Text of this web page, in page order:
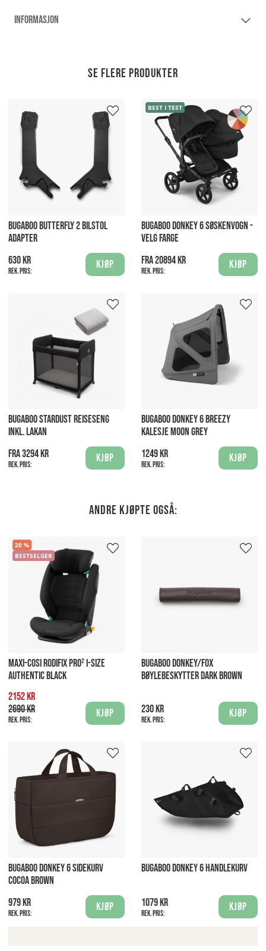
INFORMASJON
Se flere produkter
BUGABOO BUTTERFLY 2 BILSTOL
ADAPTER
630 kr
Rek. pris:
Kjøp
BEST I TEST
BUGABOO DONKEY 6 SØSKENVOGN -
VELG FARGE
Fra 20894 kr
Rek. pris:
Kjøp
BUGABOO STARDUST REISESENG
INKL. LAKAN
Fra 3294 kr
Rek. pris:
Kjøp
BUGABOO DONKEY 6 BREEZY
KALESJE MOON GREY
1249 kr
Rek. pris:
Kjøp
Andre kjøpte også:
20
BESTSELGER
MAXI-COSI RODIFIX PRO² I-SIZE
AUTHENTIC BLACK
2152 kr
2690 kr
Rek. pris:
Kjøp
BUGABOO DONKEY/FOX
BØYLEBESKYTTER DARK BROWN
230 kr
Rek. pris:
Kjøp
BUGABOO DONKEY 6 SIDEKURV
COCOA BROWN
979 kr
Rek. pris:
Kjøp
BUGABOO DONKEY 6 HANDLEKURV
1079 kr
Rek. pris:
Kjøp